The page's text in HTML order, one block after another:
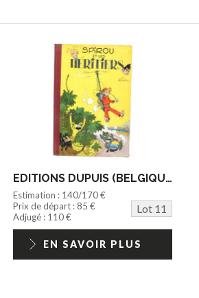
EDITIONS DUPUIS (BELGIQUE) (1)
Estimation : 140/170 €
Prix de départ : 85 €
Lot 11
Adjugé : 110 €
EN SAVOIR PLUS